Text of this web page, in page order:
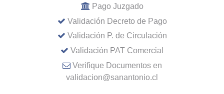
Pago Juzgado
Validación Decreto de Pago
Validación P. de Circulación
Validación PAT Comercial
Verifique Documentos en
validacion@sanantonio.cl